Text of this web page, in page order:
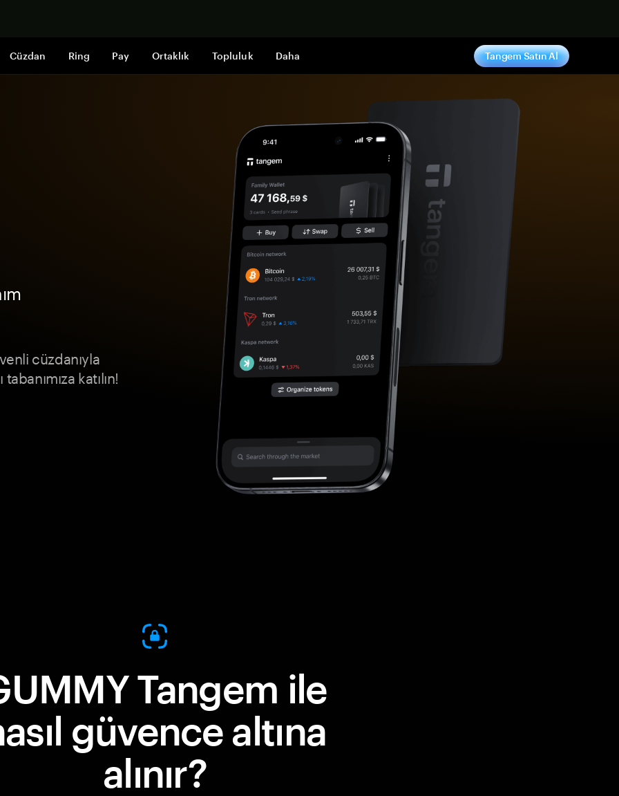
Cüzdan Ring Pay Ortaklık Topluluk Daha Tangem Satın Al
cüzdanıyla
katılın!
Tangem ile
güvence altına
alınır?